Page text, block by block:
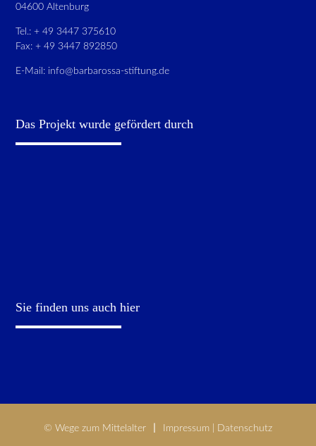
04600 Altenburg
Tel.: + 49 3447 375610
Fax: + 49 3447 892850
E-Mail: info@barbarossa-stiftung.de
Das Projekt wurde gefördert durch
Sie finden uns auch hier
© Wege zum Mittelalter Impressum Datenschutz